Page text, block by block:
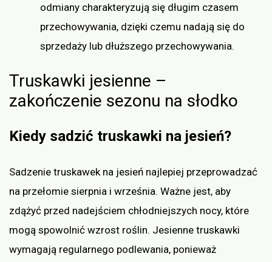
odmiany charakteryzują się długim czasem
przechowywania, dzięki czemu nadają się do
sprzedaży lub dłuższego przechowywania.
Truskawki jesienne –
zakończenie sezonu na słodko
Kiedy sadzić truskawki na jesień?
Sadzenie truskawek na jesień najlepiej przeprowadzać
na przełomie sierpnia i września. Ważne jest, aby
zdążyć przed nadejściem chłodniejszych nocy, które
mogą spowolnić wzrost roślin. Jesienne truskawki
wymagają regularnego podlewania, ponieważ